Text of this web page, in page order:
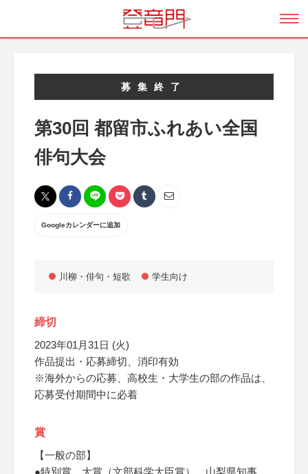
募集終了
第30回 都留市ふれあい全国
俳句大会
Googleカレンダーに追加
川柳・俳句・短歌 学生向け
締切
2023年01月31日 (火)
作品提出・応募締切、消印有効
※海外からの応募、高校生・大学生の部の作品は、
応募受付期間中に必着
賞
【一般の部】
●特別賞 大賞（文部科学大臣賞）、山梨県知事